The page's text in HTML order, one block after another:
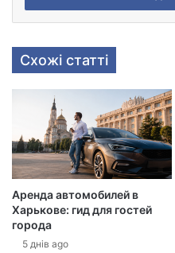
і
ь
в
л
е
к
т
р
о
н
Схожі статті
Аренда автомобилей в
Харькове: гид для гостей
города
5 днів ago